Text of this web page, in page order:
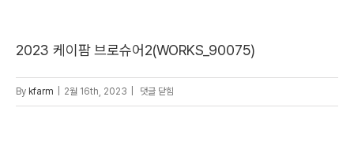
친
구
2023 케이팜 브로슈어2(WORKS_90075)
By kfarm 2월 16th, 2023
2023
댓글 닫힘